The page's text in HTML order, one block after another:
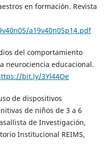
en formación. Revista
a19v40n05p14.pdf
del comportamiento
neurociencia educacional.
bit.ly/3Yl44Oe
de dispositivos
de niños de 3 a 6
de Investigación,
Institucional REIMS,